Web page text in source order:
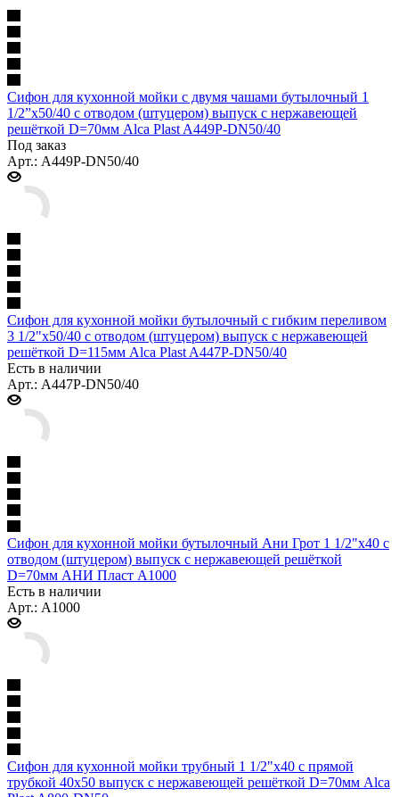
Сифон для кухонной мойки с двумя чашами бутылочный 1
1/2”x50/40 с отводом (штуцером) выпуск с нержавеющей
решёткой D=70мм Alca Plast A449P-DN50/40
Под заказ
Арт.: A449P-DN50/40
Сифон для кухонной мойки бутылочный с гибким переливом
3 1/2"x50/40 с отводом (штуцером) выпуск с нержавеющей
решёткой D=115мм Alca Plast A447P-DN50/40
Есть в наличии
Арт.: A447P-DN50/40
Сифон для кухонной мойки бутылочный Ани Грот 1 1/2"x40 с
отводом (штуцером) выпуск с нержавеющей решёткой
D=70мм АНИ Пласт A1000
Есть в наличии
Арт.: A1000
Сифон для кухонной мойки трубный 1 1/2"x40 с прямой
трубкой 40х50 выпуск с нержавеющей решёткой D=70мм Alca